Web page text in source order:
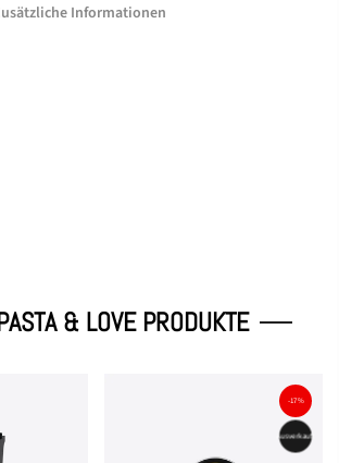
Informationen
& LOVE PRODUKTE
-17%
Ausverkauft